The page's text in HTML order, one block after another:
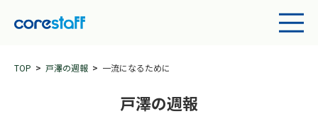
TOP 戸澤の週報 一流になるために
戸澤の週報